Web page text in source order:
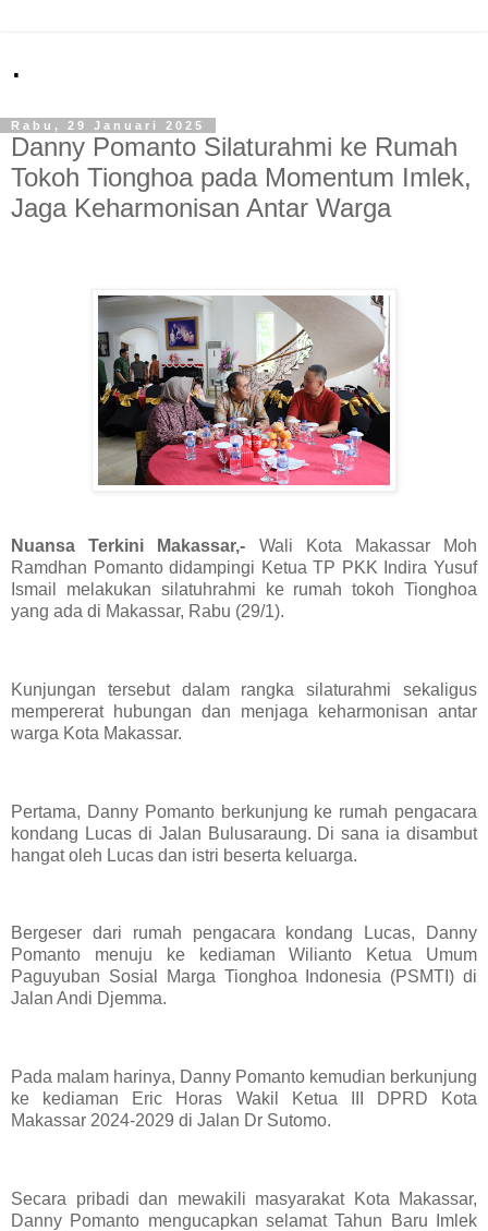
.
Rabu, 29 Januari 2025
Danny Pomanto Silaturahmi ke Rumah
Tokoh Tionghoa pada Momentum Imlek,
Jaga Keharmonisan Antar Warga
Nuansa Terkini Makassar,- Wali Kota Makassar Moh
Ramdhan Pomanto didampingi Ketua TP PKK Indira Yusuf
Ismail melakukan silatuhrahmi ke rumah tokoh Tionghoa
yang ada di Makassar, Rabu (29/1).
Kunjungan tersebut dalam rangka silaturahmi sekaligus
mempererat hubungan dan menjaga keharmonisan antar
warga Kota Makassar.
Pertama, Danny Pomanto berkunjung ke rumah pengacara
kondang Lucas di Jalan Bulusaraung. Di sana ia disambut
hangat oleh Lucas dan istri beserta keluarga.
Bergeser dari rumah pengacara kondang Lucas, Danny
Pomanto menuju ke kediaman Wilianto Ketua Umum
Paguyuban Sosial Marga Tionghoa Indonesia (PSMTI) di
Jalan Andi Djemma.
Pada malam harinya, Danny Pomanto kemudian berkunjung
ke kediaman Eric Horas Wakil Ketua III DPRD Kota
Makassar 2024-2029 di Jalan Dr Sutomo.
Secara pribadi dan mewakili masyarakat Kota Makassar,
Danny Pomanto mengucapkan selamat Tahun Baru Imlek